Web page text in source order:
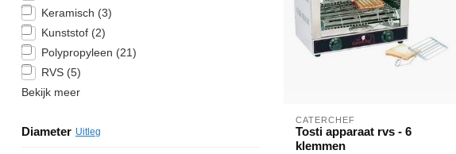
Keramisch (3)
Kunststof (2)
Polypropyleen (21)
RVS (5)
Bekijk meer
Diameter Uitleg
CATERCHEF
Tosti apparaat rvs - 6
klemmen